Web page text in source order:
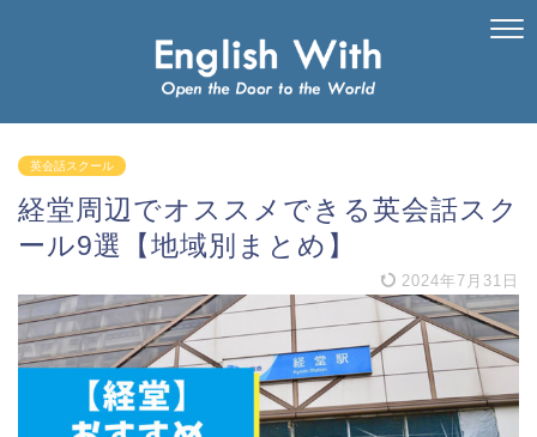
英会話スクール
経堂周辺でオススメできる英会話スク
ール9選【地域別まとめ】
2024年7月31日